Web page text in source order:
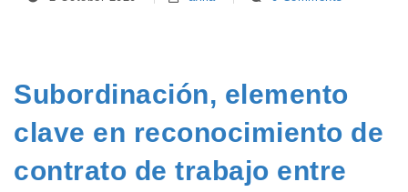
Subordinación, elemento
clave en reconocimiento de
contrato de trabajo entre